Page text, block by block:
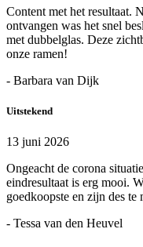
Content met het resultaat.
ontvangen was het snel
met dubbelglas. Deze
onze ramen!
- Barbara van Dijk
Uitstekend
13 juni 2026
Ongeacht de corona
eindresultaat is erg mooi.
goedkoopste en zijn des te
- Tessa van den Heuvel